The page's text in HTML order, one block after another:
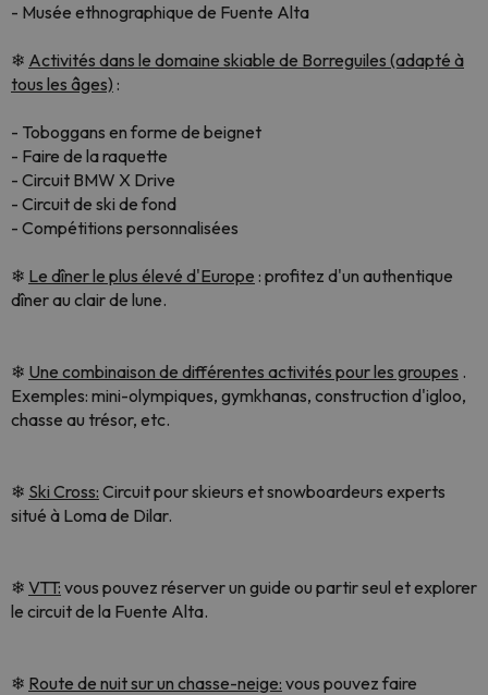
- Musée ethnographique de Fuente Alta
❄ Activités dans le domaine skiable de Borreguiles (adapté à
tous les âges) :
- Toboggans en forme de beignet
- Faire de la raquette
- Circuit BMW X Drive
- Circuit de ski de fond
- Compétitions personnalisées
❄ Le dîner le plus élevé d'Europe : profitez d'un authentique
dîner au clair de lune.
❄ Une combinaison de différentes activités pour les groupes .
Exemples: mini-olympiques, gymkhanas, construction d'igloo,
chasse au trésor, etc.
❄ Ski Cross: Circuit pour skieurs et snowboardeurs experts
situé à Loma de Dilar.
❄ VTT: vous pouvez réserver un guide ou partir seul et explorer
le circuit de la Fuente Alta.
❄ Route de nuit sur un chasse-neige: vous pouvez faire